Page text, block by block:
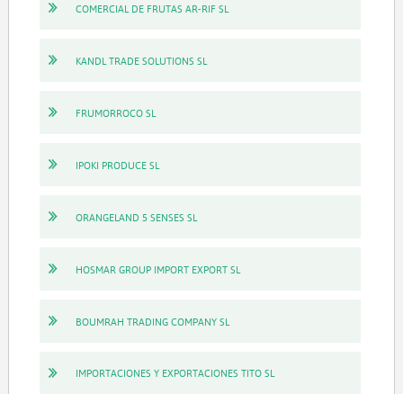
COMERCIAL DE FRUTAS AR-RIF SL
KANDL TRADE SOLUTIONS SL
FRUMORROCO SL
IPOKI PRODUCE SL
ORANGELAND 5 SENSES SL
HOSMAR GROUP IMPORT EXPORT SL
BOUMRAH TRADING COMPANY SL
IMPORTACIONES Y EXPORTACIONES TITO SL